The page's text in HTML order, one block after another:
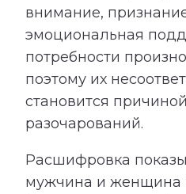
внимание,
эмоциональная
потребности
поэтому их
становится
разочарований.
Расшифровка
мужчина и женщина